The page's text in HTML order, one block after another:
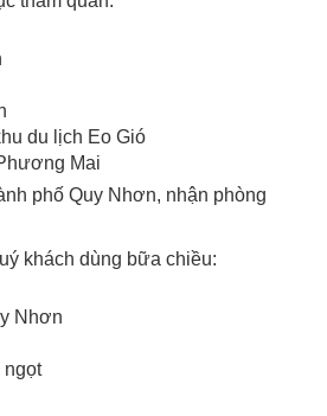
du lịch Eo Gió
Mai
phố Quy Nhơn, nhận phòng
khách dùng bữa chiều:
Nhơn
ngọt